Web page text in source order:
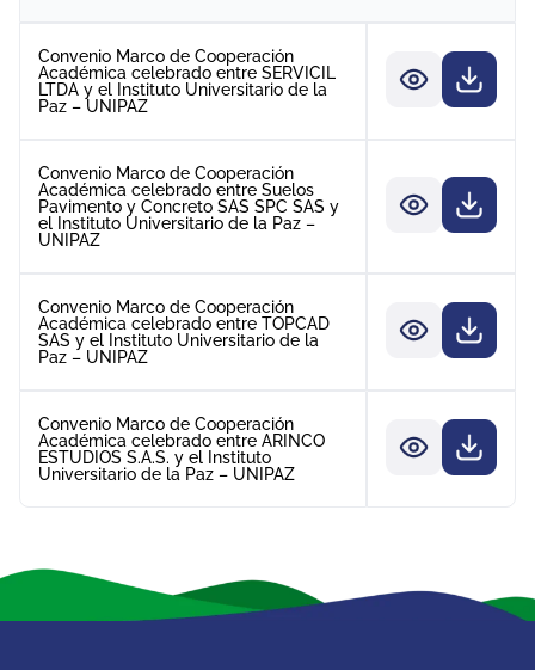
Convenio Marco de Cooperación
Académica celebrado entre SERVICIL
LTDA y el Instituto Universitario de la
Paz – UNIPAZ
Convenio Marco de Cooperación
Académica celebrado entre Suelos
Pavimento y Concreto SAS SPC SAS y
el Instituto Universitario de la Paz –
UNIPAZ
Convenio Marco de Cooperación
Académica celebrado entre TOPCAD
SAS y el Instituto Universitario de la
Paz – UNIPAZ
Convenio Marco de Cooperación
Académica celebrado entre ARINCO
ESTUDIOS S.A.S. y el Instituto
Universitario de la Paz – UNIPAZ